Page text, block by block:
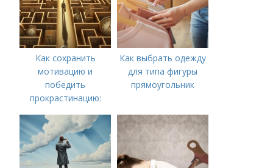
Как сохранить
мотивацию и
победить
прокрастинацию:
Как выбрать одежду
для типа фигуры
прямоугольник